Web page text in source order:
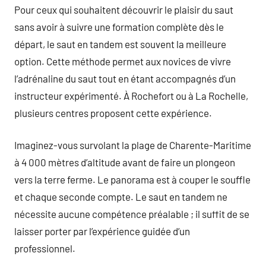
Pour ceux qui souhaitent découvrir le plaisir du saut
sans avoir à suivre une formation complète dès le
départ, le saut en tandem est souvent la meilleure
option. Cette méthode permet aux novices de vivre
l’adrénaline du saut tout en étant accompagnés d’un
instructeur expérimenté. À Rochefort ou à La Rochelle,
plusieurs centres proposent cette expérience.
Imaginez-vous survolant la plage de Charente-Maritime
à 4 000 mètres d’altitude avant de faire un plongeon
vers la terre ferme. Le panorama est à couper le souffle
et chaque seconde compte. Le saut en tandem ne
nécessite aucune compétence préalable ; il suffit de se
laisser porter par l’expérience guidée d’un
professionnel.